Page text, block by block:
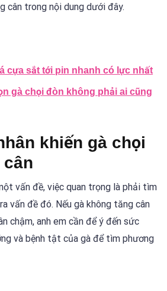
cân trong nội dung dưới đây.
cựa sắt tới pin nhanh có lực nhất
gà chọi đòn không phải ai cũng
khiến gà chọi
cân
vấn đề, việc quan trọng là phải tìm
vấn đề đó. Nếu gà không tăng cân
chậm, anh em cần để ý đến sức
và bệnh tật của gà để tìm phương